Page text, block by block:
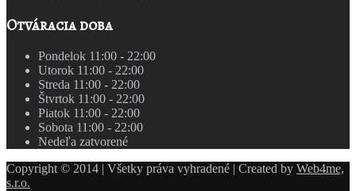
Otváracia doba
Pondelok 11:00 - 22:00
Utorok 11:00 - 22:00
Streda 11:00 - 22:00
Štvrtok 11:00 - 22:00
Piatok 11:00 - 22:00
Sobota 11:00 - 22:00
Nedeľa zatvorené
Copyright © 2014 | Všetky práva vyhradené | Created by Web4me,
s.r.o.